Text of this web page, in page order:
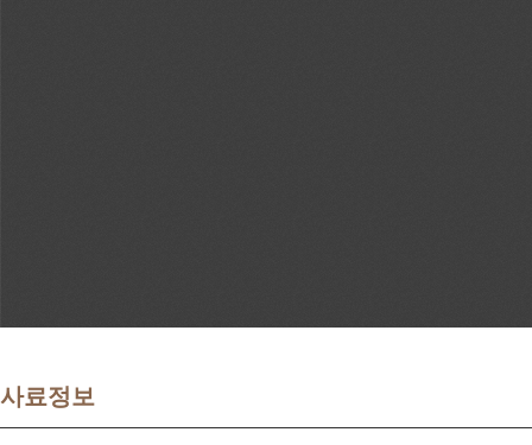
사료정보